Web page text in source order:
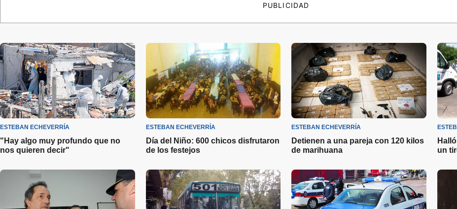
PUBLICIDAD
ESTEBAN ECHEVERRÍA
"Hay algo muy profundo que no
nos quieren decir"
ESTEBAN ECHEVERRÍA
Día del Niño: 600 chicos disfrutaron
de los festejos
ESTEBAN ECHEVERRÍA
Detienen a una pareja con 120 kilos
de marihuana
un